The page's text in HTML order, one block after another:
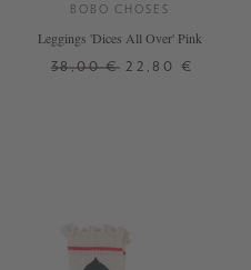
BOBO CHOSES
Leggings 'Dices All Over' Pink
38,00 € 22,80 €